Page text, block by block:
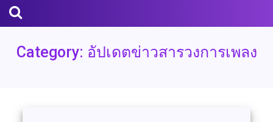
Category: อัปเดตข่าวสารวงการเพลง